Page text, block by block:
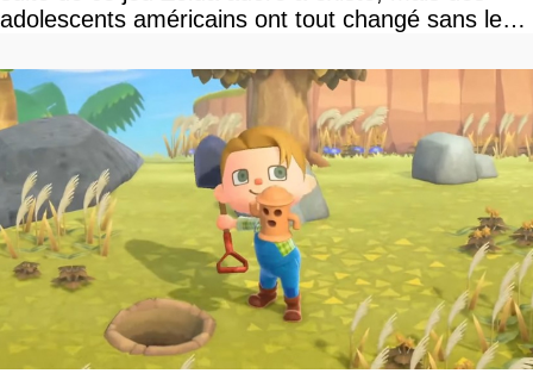
adolescents américains ont tout changé sans le